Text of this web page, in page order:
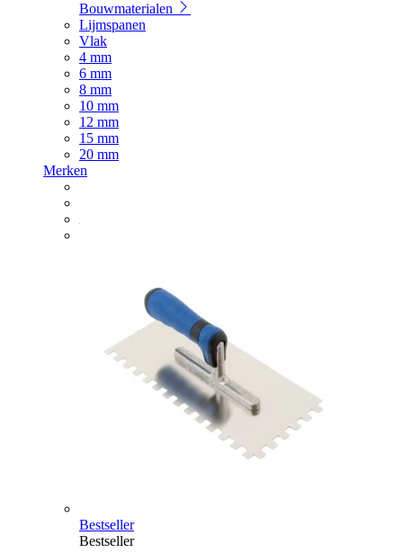
Bouwmaterialen
Lijmspanen
Vlak
4 mm
6 mm
8 mm
10 mm
12 mm
15 mm
20 mm
Merken
Bestseller
Bestseller